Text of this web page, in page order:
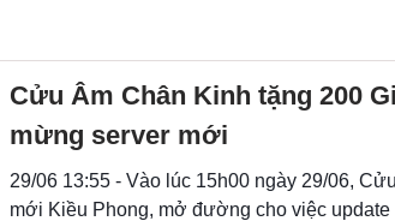
Cửu Âm Chân Kinh tặng 200
mừng server mới
29/06 13:55 - Vào lúc 15h00 ngày 29/06,
mới Kiều Phong, mở đường cho việc